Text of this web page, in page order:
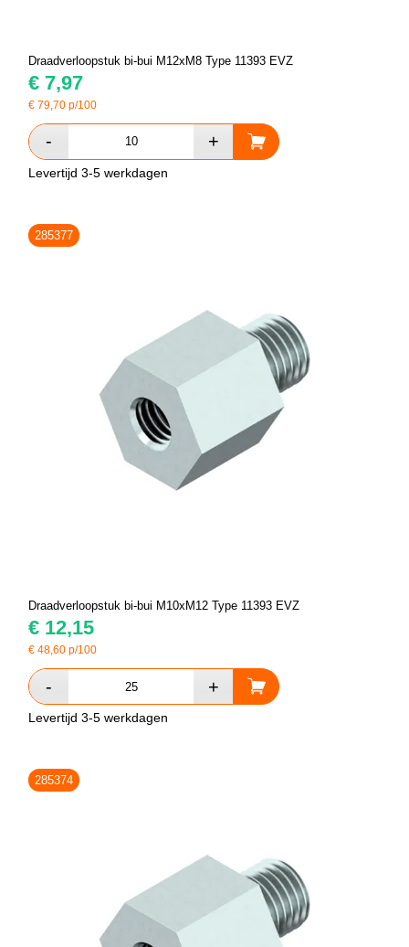
Draadverloopstuk bi-bui M12xM8 Type 11393 EVZ
€ 7,97
€79,70 p/100
Levertijd 3-5 werkdagen
285377
Draadverloopstuk bi-bui M10xM12 Type 11393 EVZ
€ 12,15
€48,60 p/100
Levertijd 3-5 werkdagen
285374